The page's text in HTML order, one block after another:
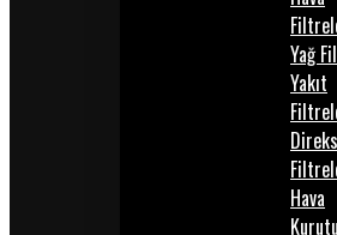
Yağ
Yakıt
Hava